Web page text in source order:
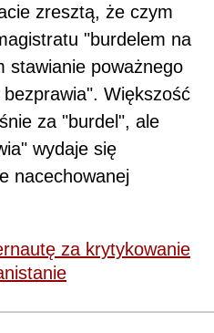
zresztą, że czym
"burdelem na
stawianie poważnego
Większość
za "burdel", ale
wydaje się
nacechowanej
za krytykowanie